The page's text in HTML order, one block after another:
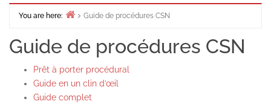
You are here:
Guide de procédures CSN
Guide de procédures CSN
Prêt à porter procédural
Guide en un clin d’œil
Guide complet